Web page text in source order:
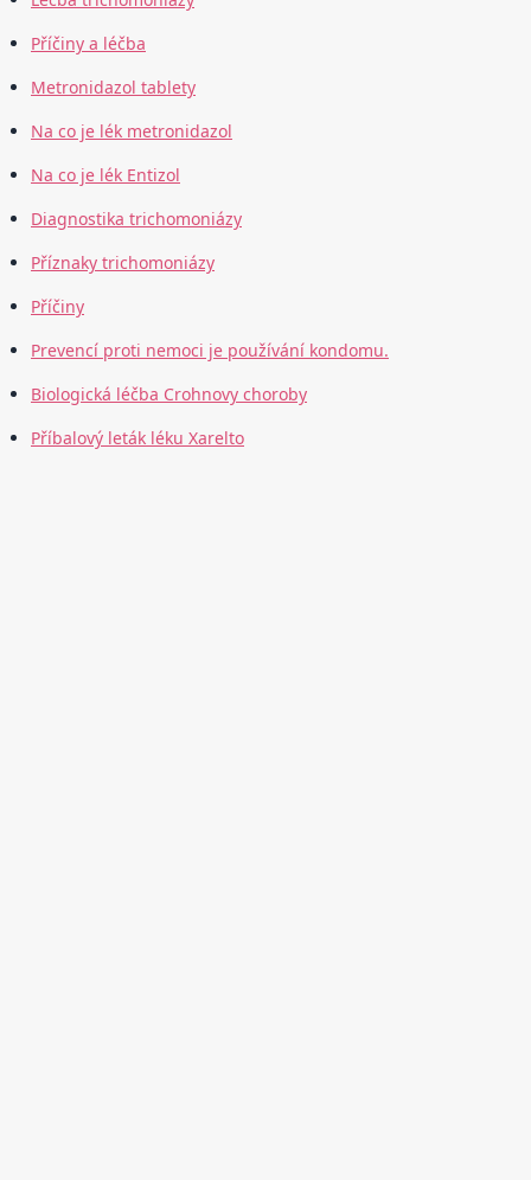
Příčiny a léčba
Metronidazol tablety
Na co je lék metronidazol
Na co je lék Entizol
Diagnostika trichomoniázy
Příznaky trichomoniázy
Příčiny
Prevencí proti nemoci je používání kondomu.
Biologická léčba Crohnovy choroby
Příbalový leták léku Xarelto